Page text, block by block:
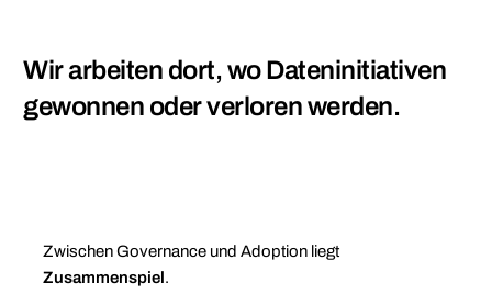
Wir arbeiten dort, wo Dateninitiativen
gewonnen oder verloren werden.
Zwischen Governance und Adoption liegt
Zusammenspiel.